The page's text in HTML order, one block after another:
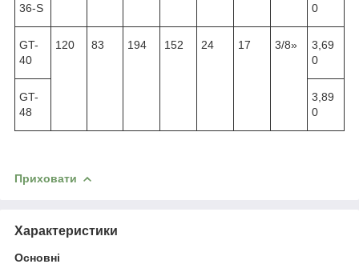
36-S
0
GT-
40
120 83 194 152 24 17 3/8»
3,69
0
GT-
48
3,89
0
Приховати
Характеристики
Основні